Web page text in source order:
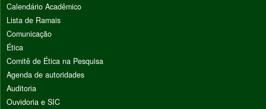
Calendário Acadêmico
Lista de Ramais
Comunicação
Ética
Comitê de Ética na Pesquisa
Agenda de autoridades
Auditoria
Ouvidoria e SIC